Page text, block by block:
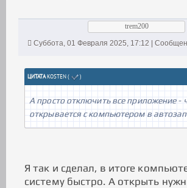
trem200
Суббота, 01 Февраля 2025, 17:12 |
ЦИТАТАKOSTEN( )
А просто отключить все приложение -
открывается с компьютером в
Я так и сделал, в итоге
систему быстро. А открыть